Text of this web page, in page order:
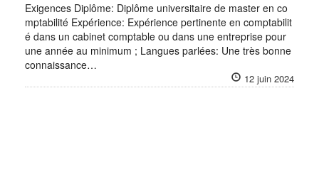
Exigences Diplôme: Diplôme universitaire de master en co
mptabilité Expérience: Expérience pertinente en comptabilit
é dans un cabinet comptable ou dans une entreprise pour
une année au minimum ; Langues parlées: Une très bonne
connaissance…
12 juin 2024